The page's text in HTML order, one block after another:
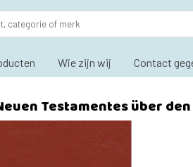
Wie zijn wij Contact
Testamentes über